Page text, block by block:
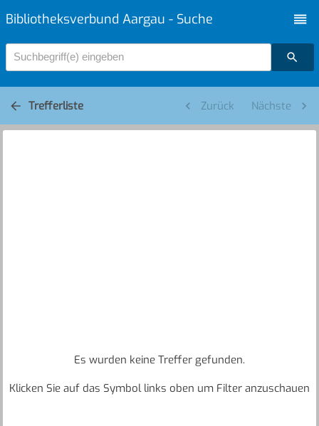
Bibliotheksverbund Aargau - Suche
Suchbegriff(e) eingeben
Trefferliste Zurück Nächste
Es wurden keine Treffer gefunden.
Klicken Sie auf das Symbol links oben um Filter anzuschauen